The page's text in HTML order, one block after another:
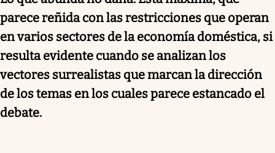
parece reñida con las restricciones que operan
en varios sectores de la economía doméstica, si
resulta evidente cuando se analizan los
vectores surrealistas que marcan la dirección
de los temas en los cuales parece estancado el
debate.